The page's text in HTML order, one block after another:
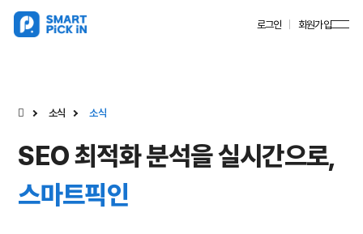
로그인 회원가입
소식 소식
SEO 최적화 분석을 실시간으로,
스마트픽인